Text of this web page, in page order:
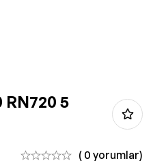
5
( 0 yorumlar)